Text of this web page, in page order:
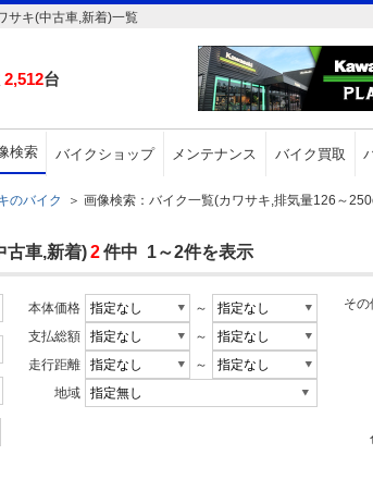
サキ(中古車,新着)一覧
2,512台
検索 バイクショップ メンテナンス バイク買取
のバイク ＞ 画像検索：バイク一覧(カワサキ,排気量126～
古車,新着)2件中 1～2件を表示
本体価格
～
支払総額
～
走行距離
～
地域
その